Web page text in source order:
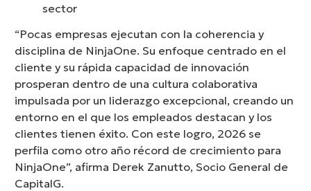
sector
“Pocas empresas ejecutan con la coherencia y
disciplina de NinjaOne. Su enfoque centrado en el
cliente y su rápida capacidad de innovación
prosperan dentro de una cultura colaborativa
impulsada por un liderazgo excepcional, creando un
entorno en el que los empleados destacan y los
clientes tienen éxito. Con este logro, 2026 se
perfila como otro año récord de crecimiento para
NinjaOne”, afirma Derek Zanutto, Socio General de
CapitalG.